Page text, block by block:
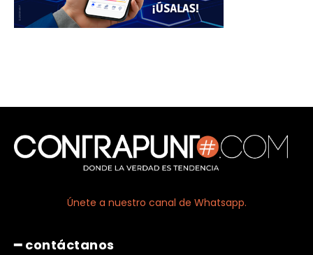
Únete a nuestro canal de Whatsapp.
━ contáctanos